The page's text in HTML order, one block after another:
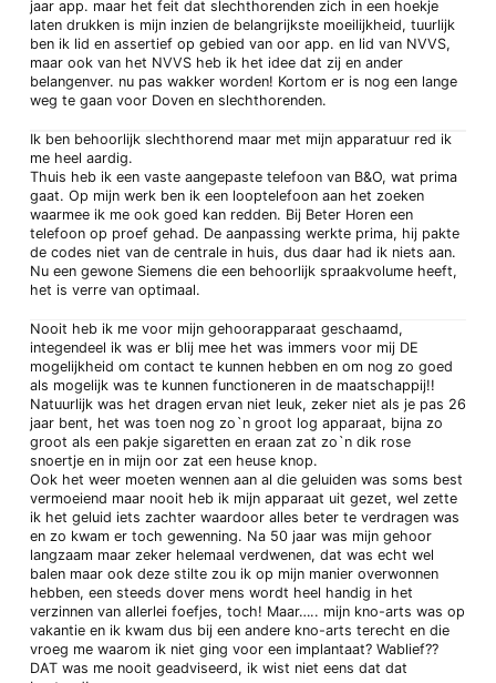
jaar app. maar het feit dat slechthorenden zich in een hoekje
laten drukken is mijn inzien de belangrijkste moeilijkheid, tuurlijk
ben ik lid en assertief op gebied van oor app. en lid van NVVS,
maar ook van het NVVS heb ik het idee dat zij en ander
belangenver. nu pas wakker worden! Kortom er is nog een lange
weg te gaan voor Doven en slechthorenden.
Ik ben behoorlijk slechthorend maar met mijn apparatuur red ik
me heel aardig.
Thuis heb ik een vaste aangepaste telefoon van B&O, wat prima
gaat. Op mijn werk ben ik een looptelefoon aan het zoeken
waarmee ik me ook goed kan redden. Bij Beter Horen een
telefoon op proef gehad. De aanpassing werkte prima, hij pakte
de codes niet van de centrale in huis, dus daar had ik niets aan.
Nu een gewone Siemens die een behoorlijk spraakvolume heeft,
het is verre van optimaal.
Nooit heb ik me voor mijn gehoorapparaat geschaamd,
integendeel ik was er blij mee het was immers voor mij DE
mogelijkheid om contact te kunnen hebben en om nog zo goed
als mogelijk was te kunnen functioneren in de maatschappij!!
Natuurlijk was het dragen ervan niet leuk, zeker niet als je pas 26
jaar bent, het was toen nog zo`n groot log apparaat, bijna zo
groot als een pakje sigaretten en eraan zat zo`n dik rose
snoertje en in mijn oor zat een heuse knop.
Ook het weer moeten wennen aan al die geluiden was soms best
vermoeiend maar nooit heb ik mijn apparaat uit gezet, wel zette
ik het geluid iets zachter waardoor alles beter te verdragen was
en zo kwam er toch gewenning. Na 50 jaar was mijn gehoor
langzaam maar zeker helemaal verdwenen, dat was echt wel
balen maar ook deze stilte zou ik op mijn manier overwonnen
hebben, een steeds dover mens wordt heel handig in het
verzinnen van allerlei foefjes, toch! Maar….. mijn kno-arts was op
vakantie en ik kwam dus bij een andere kno-arts terecht en die
vroeg me waarom ik niet ging voor een implantaat? Wablief??
DAT was me nooit geadviseerd, ik wist niet eens dat dat